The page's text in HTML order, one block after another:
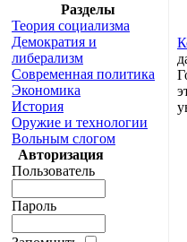
Разделы
Теория социализма
Демократия и
либерализм
Современная политика
Экономика
История
Оружие и технологии
Вольным слогом
Авторизация
Пользователь
Пароль